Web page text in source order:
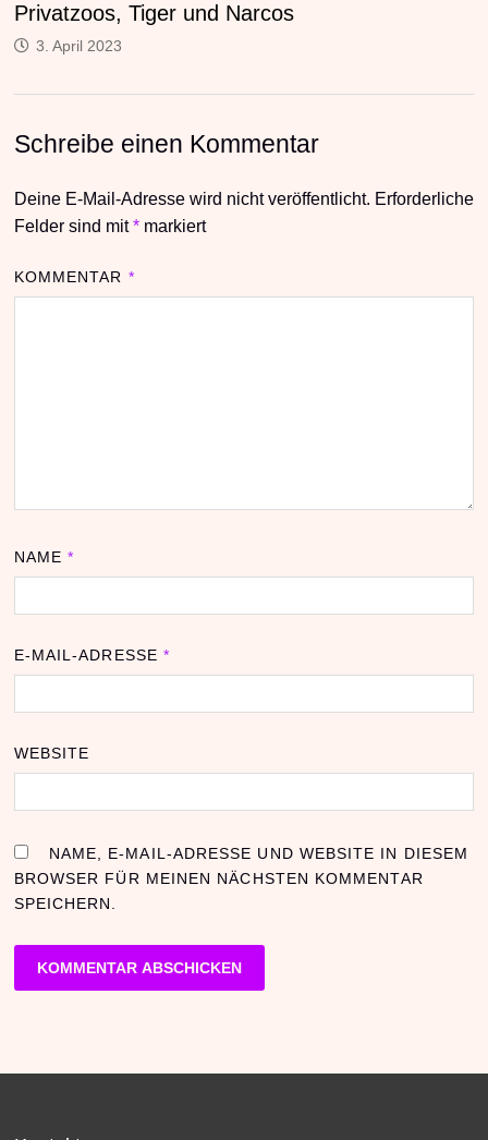
Privatzoos, Tiger und Narcos
3. April 2023
Schreibe einen Kommentar
Deine E-Mail-Adresse wird nicht veröffentlicht. Erforderliche
Felder sind mit*markiert
KOMMENTAR *
NAME*
E-MAIL-ADRESSE *
WEBSITE
NAME, E-MAIL-ADRESSE UND WEBSITE IN DIESEM
BROWSER FÜR MEINEN NÄCHSTEN KOMMENTAR
SPEICHERN.